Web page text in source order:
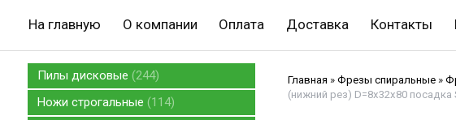
На главную О компании Оплата Доставка Контакты
Пилы дисковые 244
Ножи строгальные
114
Главная » Фрезы спиральные »
(нижний рез) D=8x32x80 посадка